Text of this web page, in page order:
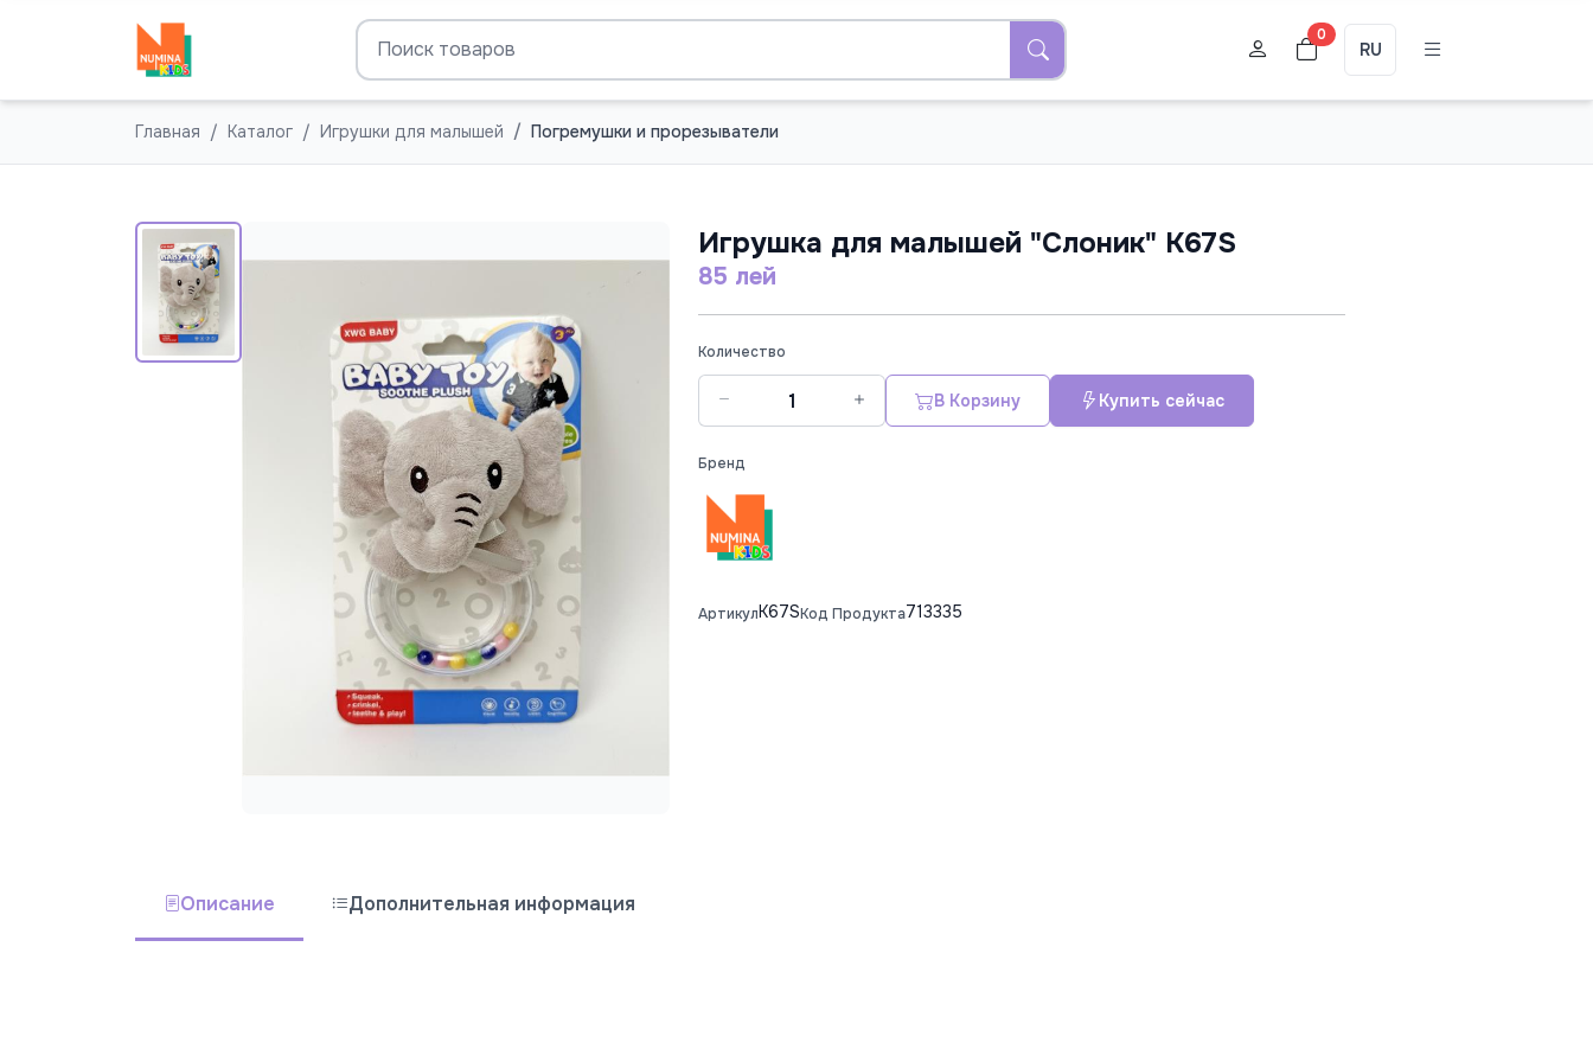
0
RU
Главная Каталог Игрушки для малышей Погремушки и прорезыватели
Игрушка для малышей "Слоник" K67S
85 лей
Количество
В Корзину Купить сейчас
Бренд
АртикулK67SКод Продукта713335
Описание Дополнительная информация